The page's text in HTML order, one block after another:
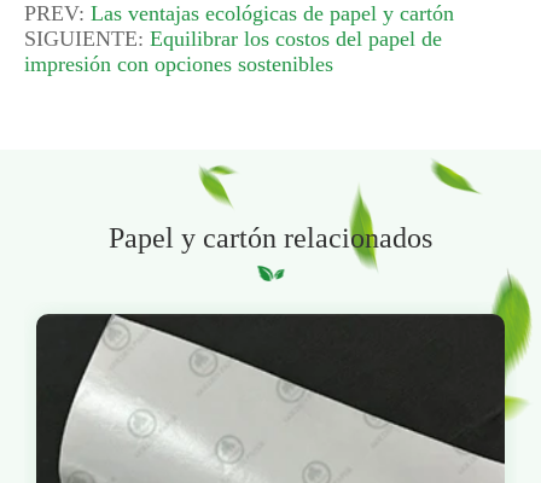
PREV: Las ventajas ecológicas de papel y cartón
SIGUIENTE: Equilibrar los costos del papel de
impresión con opciones sostenibles
Papel y cartón relacionados